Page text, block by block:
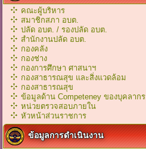
คณะผู้บริหาร
สมาชิกสภา อบต.
ปลัด อบต. / รองปลัด อบต.
สำนักงานปลัด อบต.
กองคลัง
กองช่าง
กองการศึกษา ศาสนาฯ
กองสาธารณสุข และสิ่งแวดล้อม
กองสาธารณสุข
ข้อมูลด้าน Competeney ของบุคลากร
หน่วยตรวจสอบภายใน
หัวหน้าส่วนราชการ
ข้อมูลการดำเนินงาน